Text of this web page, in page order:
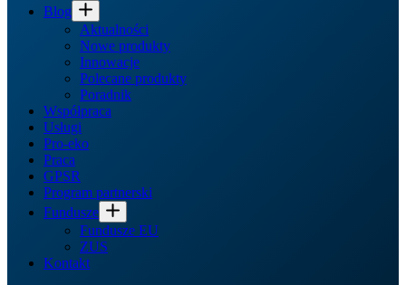
Blog
Aktualności
Nowe produkty
Innowacje
Polecane produkty
Poradnik
Współpraca
Usługi
Pro-eko
Praca
GPSR
Program partnerski
Fundusze
Fundusze EU
ZUS
Kontakt